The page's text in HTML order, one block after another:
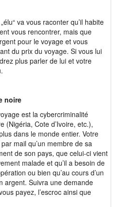
va vous raconter qu’il habite
vous rencontrer, mais que
pour le voyage et vous
du prix du voyage. Si vous lui
plus parler de lui et votre
noire
est la cybercriminalité
(Nigéria, Cote d’Ivoire, etc.),
dans le monde entier. Votre
mail qu’un membre de sa
de son pays, que celui-ci vient
malade et qu’il a besoin de
ou bien qu’au cours d’un
argent. Suivra une demande
payez, l’escroc ainsi que